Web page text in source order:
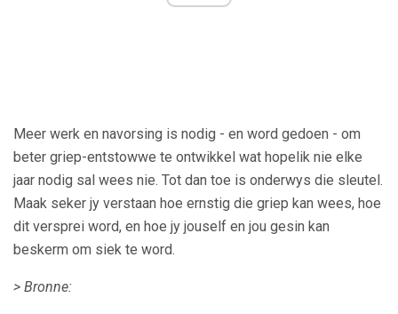
Meer werk en navorsing is nodig - en word gedoen - om
beter griep-entstowwe te ontwikkel wat hopelik nie elke
jaar nodig sal wees nie. Tot dan toe is onderwys die sleutel.
Maak seker jy verstaan ​​hoe ernstig die griep kan wees, hoe
dit versprei word, en hoe jy jouself en jou gesin kan
beskerm om siek te word.
> Bronne: